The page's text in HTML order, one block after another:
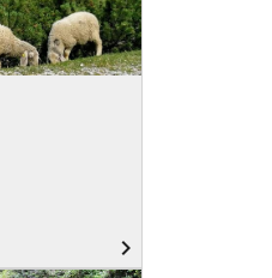
navigate_next